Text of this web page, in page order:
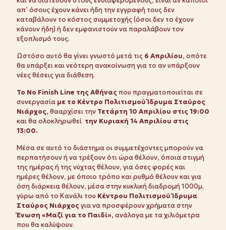
απ’ όσους έχουν κάνει ήδη την εγγραφή τους δεν
καταβάλουν το κόστος συμμετοχής (όσοι δεν το έχουν
κάνουν ήδη) ή δεν εμφανιστούν να παραλάβουν τον
εξοπλισμό τους.
Ωστόσο αυτό θα γίνει γνωστό μετά τις 6 Απριλίου, οπότε
θα υπάρξει και νεότερη ανακοίνωση για το αν υπάρξουν
νέες θέσεις για διάθεση.
Το No Finish Line της Αθήνας που πραγματοποιείται σε
συνεργασία με το Κέντρο Πολιτισμού Ίδρυμα Σταύρος
Νιάρχος, θααρχίσει την Τετάρτη 10 Απριλίου στις 19:00
και θα ολοκληρωθεί την Κυριακή 14 Απριλίου στις
13:00.
Μέσα σε αυτό το διάστημα οι συμμετέχοντες μπορούν να
περπατήσουν ή να τρέξουν ότι ώρα θέλουν, όποια στιγμή
της ημέρας ή της νύχτας θέλουν, για όσες φορές και
ημέρες θέλουν, με όποιο τρόπο και ρυθμό θέλουν και για
όση διάρκεια θέλουν, μέσα στην κυκλική διαδρομή 1000μ.
γύρω από το Κανάλι του Κέντρου Πολιτισμού Ίδρυμα
Σταύρος Νιάρχος για να προσφέρουν χρήματα στην
Ένωση «Μαζί για το Παιδί», ανάλογα με τα χιλιόμετρα
που θα καλύψουν.